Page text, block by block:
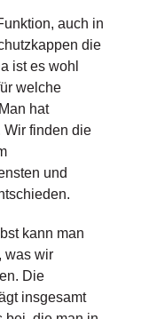
auch in
die
ist es wohl
welche
hat
Wir finden die
und
kann man
was wir
Die
insgesamt